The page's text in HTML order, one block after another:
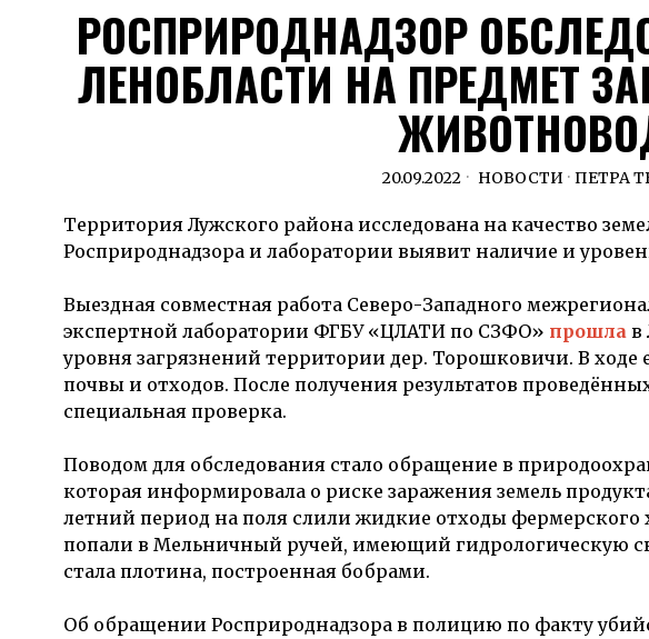
РОСПРИРОДНАДЗОР
ЛЕНОБЛАСТИ НА ПРЕДМЕТ
20.09.2022 НОВОСТИ · ПЕТРА
Территория Лужского района исследована на качество
Росприроднадзора и лаборатории выявит наличие и
Выездная совместная работа Северо-Западного
экспертной лаборатории ФГБУ «ЦЛАТИ по СЗФО» прошла в
уровня загрязнений территории дер. Торошковичи. В ходе
почвы и отходов. После получения результатов
специальная проверка.
Поводом для обследования стало обращение в
которая информировала о риске заражения земель
летний период на поля слили жидкие отходы
попали в Мельничный ручей, имеющий гидрологическую
стала плотина, построенная бобрами.
Об обращении Росприроднадзора в полицию по факту